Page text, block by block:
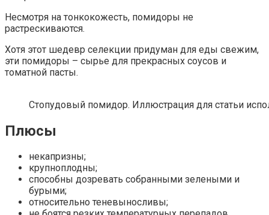
Несмотря на тонкокожесть, помидоры не
растрескиваются.
Хотя этот шедевр селекции придуман для еды свежим,
эти помидоры – сырье для прекрасных соусов и
томатной пасты.
Стопудовый помидор. Иллюстрация для статьи
Плюсы
некапризны;
крупноплодны;
способны дозревать собранными зелеными и
бурыми;
относительно теневыносливы;